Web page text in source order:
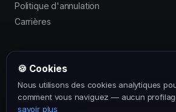
Politique d'annulation
Carrières
© 2016–2026 Laser Force
Politique de confidentialité
🍪 Cookies
Nous utilisons des cookies analytiques
comment vous naviguez — aucun
savoir plus